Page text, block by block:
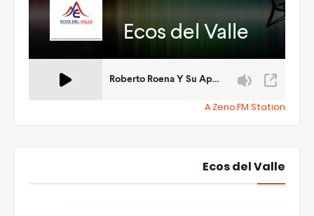
A Zeno.FM Station
Ecos del Valle